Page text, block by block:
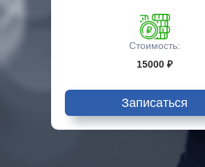
Стоимость:
15000 ₽
Записаться